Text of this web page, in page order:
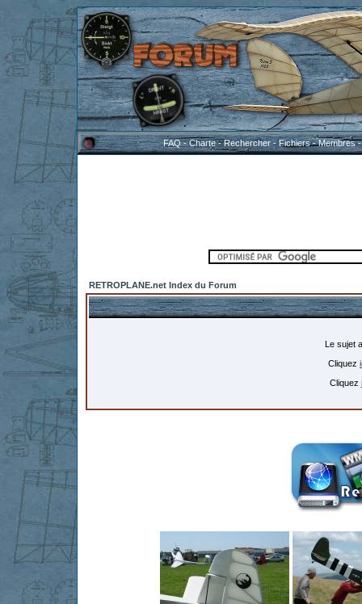
FAQ-Charte-Rechercher-Fichiers-Membres
RETROPLANE.net Index du Forum
Le sujet
Cliquez
Cliquez